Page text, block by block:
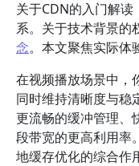
关于CDN的入门解
系。关于技术背景的
念。本文聚焦实际体
在视频播放场景中，
同时维持清晰度与稳
更流畅的缓冲管理、
段带宽的更高利用率
地缓存优化的综合作